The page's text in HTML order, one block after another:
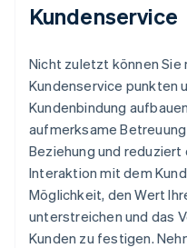
Kundenservice
Nicht zuletzt können
Kundenservice punkten
Kundenbindung
aufmerksame
Beziehung und
Interaktion mit dem
Möglichkeit, den Wert
unterstreichen und das
Kunden zu festigen.